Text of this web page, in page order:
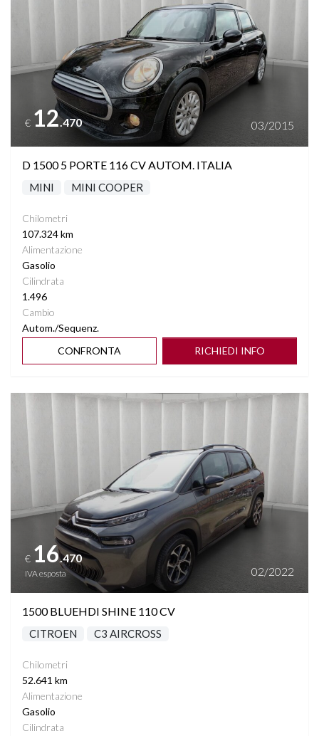
€ 12.470 03/2015
D 1500 5 PORTE 116 CV AUTOM. ITALIA
MINI MINI COOPER
Chilometri
107.324 km
Alimentazione
Gasolio
Cilindrata
1.496
Cambio
Autom./Sequenz.
CONFRONTA
RICHIEDI INFO
€ 16.470
IVA esposta 02/2022
1500 BLUEHDI SHINE 110 CV
CITROEN C3 AIRCROSS
Chilometri
52.641 km
Alimentazione
Gasolio
Cilindrata